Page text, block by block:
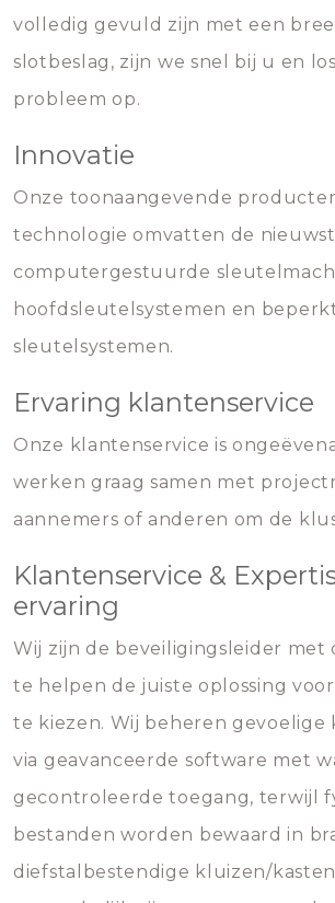
volledig gevuld zijn met een
slotbeslag, zijn we snel bij u en
probleem op.
Innovatie
Onze toonaangevende
technologie omvatten de
computergestuurde
hoofdsleutelsystemen en
sleutelsystemen.
Ervaring klantenservice
Onze klantenservice is
werken graag samen met
aannemers of anderen om de
Klantenservice &
ervaring
Wij zijn de beveiligingsleider met
te helpen de juiste oplossing
te kiezen. Wij beheren gevoelige
via geavanceerde software met
gecontroleerde toegang, terwijl
bestanden worden bewaard in
diefstalbestendige kluizen/